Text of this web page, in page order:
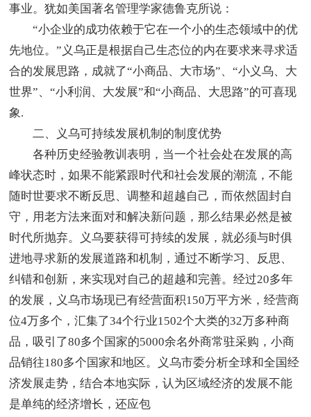
事业。犹如美国著名管理学家德鲁克所说：
“小企业的成功依赖于它在一个小的生态领域中的优
先地位。”义乌正是根据自己生态位的内在要求来寻求适
合的发展思路，成就了“小商品、大市场”、“小义乌、大
世界”、“小利润、大发展”和“小商品、大思路”的可喜现
象.
二、义乌可持续发展机制的制度优势
各种历史经验教训表明，当一个社会处在发展的高
峰状态时，如果不能紧跟时代和社会发展的潮流，不能
随时世要求不断反思、调整和超越自己，而依然固封自
守，用老方法来面对和解决新问题，那么结果必然是被
时代所抛弃。义乌要获得可持续的发展，就必须与时俱
进地寻求新的发展道路和机制，通过不断学习、反思、
纠错和创新，来实现对自己的超越和完善。经过20多年
的发展，义乌市场现已有经营面积150万平方米，经营商
位4万多个，汇集了34个行业1502个大类的32万多种商
品，吸引了80多个国家的5000余名外商常驻采购，小商
品销往180多个国家和地区。义乌市委分析全球和全国经
济发展走势，结合本地实际，认为区域经济的发展不能
是单纯的经济增长，还应包